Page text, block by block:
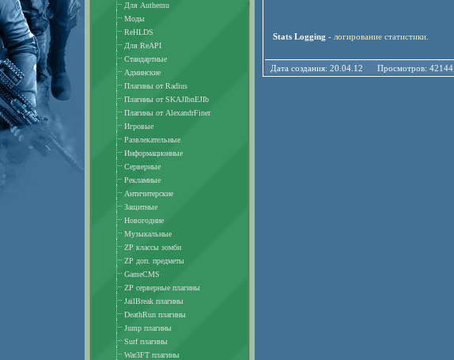
Stats Logging - логирование статистики.
Дата создания: 20.04.12 Просмотров: 42144
Для Authemu
Моды
ReHLDS
Для ReAPI
Стандартные
Админские
Плагины от Radius
Плагины от SKAJIbnEJIb
Плагины от AlexandrFiner
Игровые
Развлекательные
Информационные
Серверные
Рекламные
Античитерские
Защитные
Новогодние
Музыкальные
ZP классы зомби
ZP доп. предметы
GameCMS
ZP серверные плагины
JailBreak плагины
DeathRun плагины
Jump плагины
Surf плагины
War3FT плагины